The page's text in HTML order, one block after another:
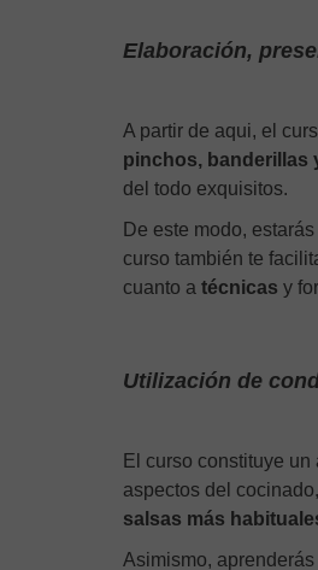
Elaboración,
A partir de aqui, el
pinchos, banderillas
del todo exquisitos.
De este modo,
curso también te
cuanto a técnicas y
Utilización de
El curso constituye un
aspectos del
salsas más
Asimismo,